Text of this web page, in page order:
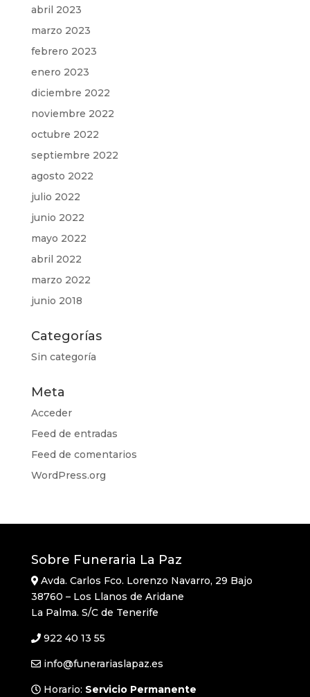
abril 2023
marzo 2023
febrero 2023
enero 2023
diciembre 2022
noviembre 2022
octubre 2022
septiembre 2022
agosto 2022
julio 2022
junio 2022
mayo 2022
abril 2022
marzo 2022
junio 2018
Categorías
Sin categoría
Meta
Acceder
Feed de entradas
Feed de comentarios
WordPress.org
Sobre Funeraria La Paz
Avda. Carlos Fco. Lorenzo Navarro, 29 Bajo
38760 – Los Llanos de Aridane
La Palma. S/C de Tenerife
922 40 13 55
info@funerariaslapaz.es
Horario: Servicio Permanente